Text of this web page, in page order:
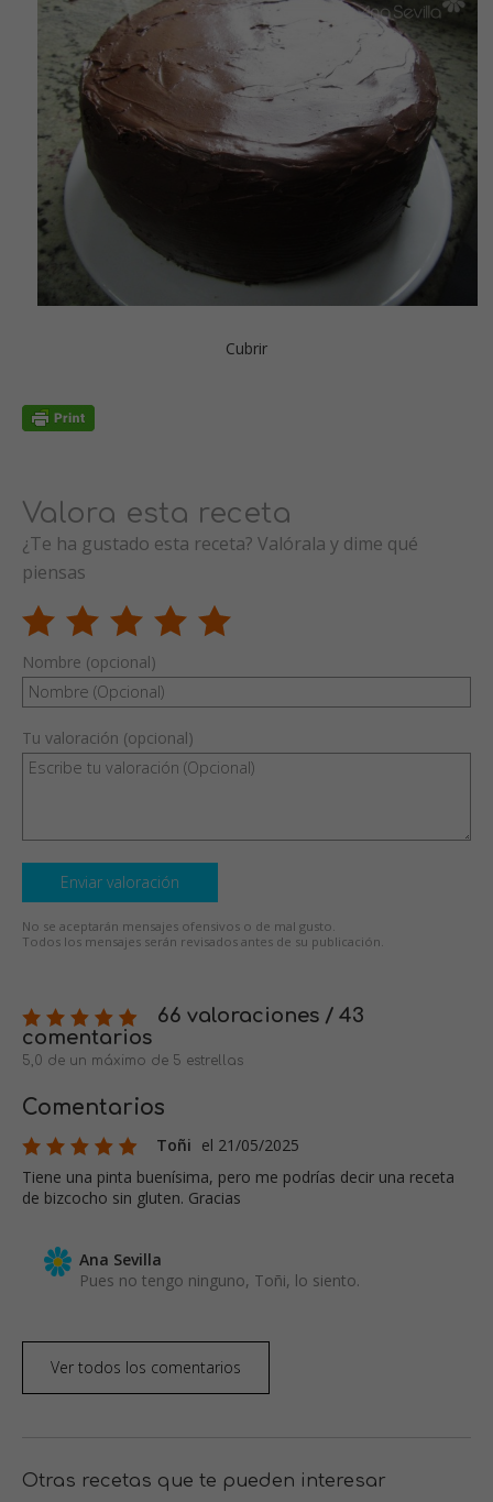
Cubrir
Valora esta receta
¿Te ha gustado esta receta? Valórala y dime qué
piensas
Nombre (opcional)
Tu valoración (opcional)
Enviar valoración
No se aceptarán mensajes ofensivos o de mal gusto.
Todos los mensajes serán revisados antes de su publicación.
66 valoraciones / 43
comentarios
5,0 de un máximo de 5 estrellas
Comentarios
Toñi el 21/05/2025
Tiene una pinta buenísima, pero me podrías decir una receta
de bizcocho sin gluten. Gracias
Ana Sevilla
Pues no tengo ninguno, Toñi, lo siento.
Ver todos los comentarios
Otras recetas que te pueden interesar